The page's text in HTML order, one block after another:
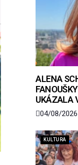
ALENA
UKÁZALA
04/08/2026
KULTURA